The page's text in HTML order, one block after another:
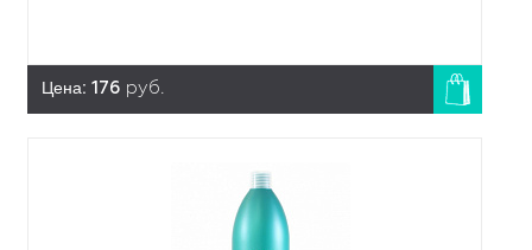
Цена: 176 руб.